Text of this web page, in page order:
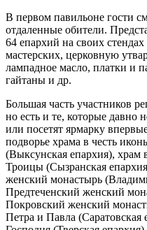
В первом павильоне гости
отдаленные обители.
64 епархий на своих
мастерских, церковную
лампадное масло, платки и
гайтаны и др.
Большая часть участников
но есть и те, которые давно
или посетят ярмарку
подворье храма в честь
(Выксунская епархия),
Троицы (Сызранская
женский монастырь
Предтеченский женский
Покровский женский
Петра и Павла (Саратовская